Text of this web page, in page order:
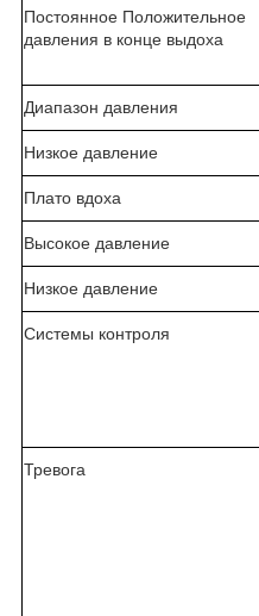
Постоянное Положительное
давления в конце выдоха
Диапазон давления
Низкое давление
Плато вдоха
Высокое давление
Низкое давление
Системы контроля
Тревога